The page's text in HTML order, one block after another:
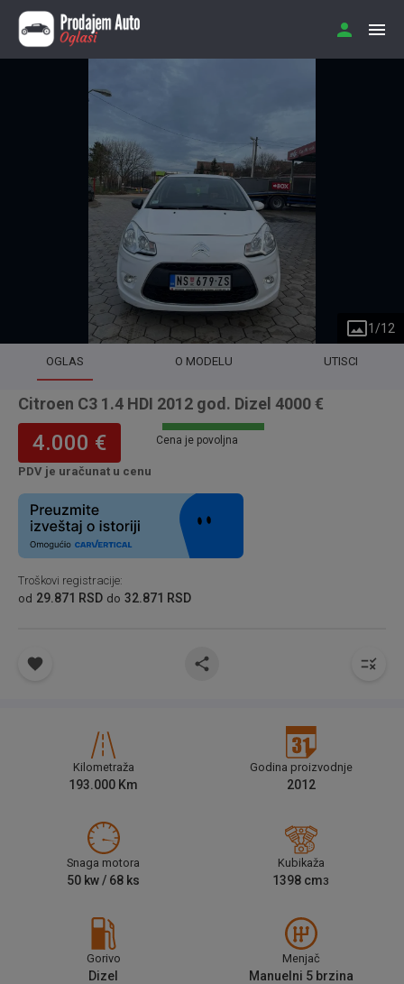
1 /12
OGLAS O MODELU UTISCI
Citroen C3 1.4 HDI 2012 god. Dizel 4000 €
4.000 €
PDV je uračunat u cenu
Cena je povoljna
Troškovi registracije:
od 29.871 RSD do 32.871 RSD
Kilometraža
193.000 Km
Godina proizvodnje
2012
Snaga motora
50 kw / 68 ks
Kubikaža
1398 cm3
Gorivo
Dizel
Menjač
Manuelni 5 brzina